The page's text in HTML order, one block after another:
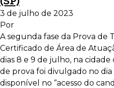
3 de julho de 2023
Por
A segunda fase da Prova de
Certificado de Área de
dias 8 e 9 de julho, na cidade
de prova foi divulgado no dia
disponível no “acesso do